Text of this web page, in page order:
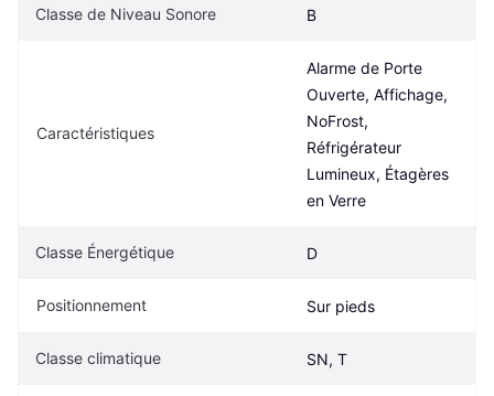
Classe de Niveau Sonore B
Caractéristiques
Alarme de Porte
Ouverte, Affichage,
NoFrost,
Réfrigérateur
Lumineux, Étagères
en Verre
Classe Énergétique D
Positionnement Sur pieds
Classe climatique SN, T